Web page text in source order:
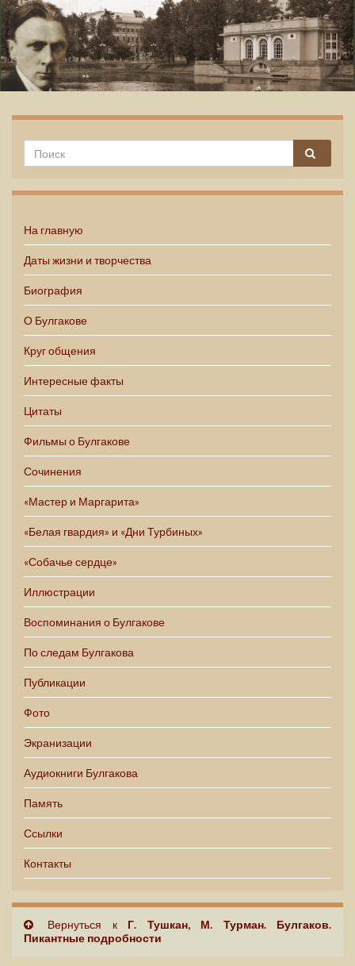
На главную
Даты жизни и творчества
Биография
О Булгакове
Круг общения
Интересные факты
Цитаты
Фильмы о Булгакове
Сочинения
«Мастер и Маргарита»
«Белая гвардия» и «Дни Турбиных»
«Собачье сердце»
Иллюстрации
Воспоминания о Булгакове
По следам Булгакова
Публикации
Фото
Экранизации
Аудиокниги Булгакова
Память
Ссылки
Контакты
Вернуться к Г. Тушкан, М. Турман. Булгаков.
Пикантные подробности